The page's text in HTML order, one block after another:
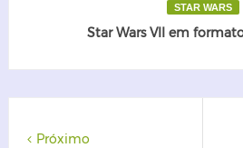
STAR WARS
Star Wars VII em
Próximo